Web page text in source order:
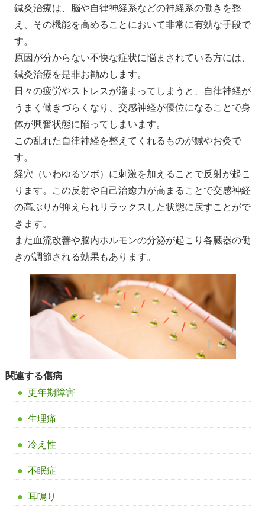
鍼灸治療は、脳や自律神経系などの神経系の働きを整
え、その機能を高めることにおいて非常に有効な手段で
す。
原因が分からない不快な症状に悩まされている方には、
鍼灸治療を是非お勧めします。
日々の疲労やストレスが溜まってしまうと、自律神経が
うまく働きづらくなり、交感神経が優位になることで身
体が興奮状態に陥ってしまいます。
この乱れた自律神経を整えてくれるものが鍼やお灸で
す。
経穴（いわゆるツボ）に刺激を加えることで反射が起こ
ります。この反射や自己治癒力が高まることで交感神経
の高ぶりが抑えられリラックスした状態に戻すことがで
きます。
また血流改善や脳内ホルモンの分泌が起こり各臓器の働
きが調節される効果もあります。
関連する傷病
更年期障害
生理痛
冷え性
不眠症
耳鳴り